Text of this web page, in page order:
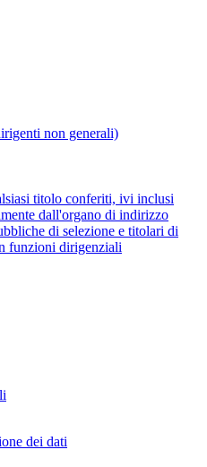
non generali)
titolo conferiti, ivi inclusi
dall'organo di indirizzo
di selezione e titolari di
funzioni dirigenziali
dei dati